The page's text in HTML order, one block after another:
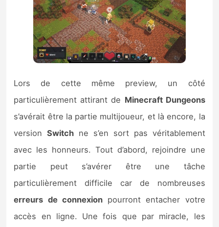
Lors de cette même preview, un côté
particulièrement attirant de Minecraft Dungeons
s’avérait être la partie multijoueur, et là encore, la
versionSwitch ne s’en sort pas véritablement
avec les honneurs. Tout d’abord, rejoindre une
partie peut s’avérer être une tâche
particulièrement difficile car de nombreuses
erreurs de connexionpourront entacher votre
accès en ligne. Une fois que par miracle, les